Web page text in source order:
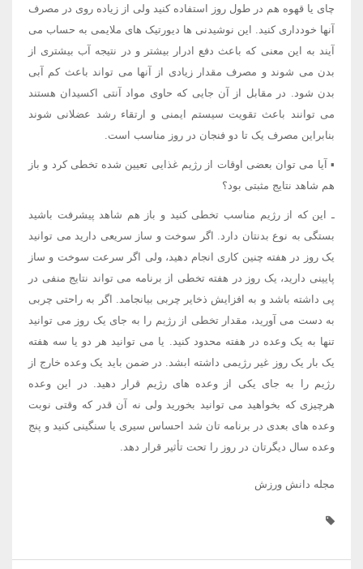
چای یا قهوه هم در طول روز استفاده کنید ولی از زیاده روی در مصرف
آنها خودداری کنید. این نوشیدنی ها دیورتیک های ملایمی به حساب می
آیند به این معنی که باعث دفع ادرار بیشتر و در نتیجه آب بیشتری از
بدن می شوند و مصرف مقدار زیادی از آنها می تواند باعث کم آبی
بدن شود. در مقابل از آن جایی که حاوی مواد آنتی اکسیدان هستند
می توانند باعث تقویت سیستم ایمنی و ارتقاء رشد عضلانی شوند
بنابراین مصرف یک تا دو فنجان در روز مناسب است.
▪ آیا می توان بعضی اوقات از رژیم غذایی تعیین شده تخطی کرد و باز
هم شاهد نتایج مثبتی بود؟
ـ این که از رژیم مناسب تخطی کنید و باز هم شاهد پیشرفت باشید
بستگی به نوع بدنتان دارد. اگر سوخت و ساز سریعی دارید می توانید
یک روز در هفته چنین کاری انجام دهید، ولی اگر سرعت سوخت و ساز
پایینی دارید، یک روز در هفته تخطی از برنامه می تواند نتایج منفی در
پی داشته باشد و به افزایش ذخایر چربی بیانجامد. اگر به راحتی چربی
به دست می آورید، مقدار تخطی از رژیم را به جای یک روز می توانید
تنها به یک وعده در هفته محدود کنید. یا می توانید هر دو یا سه هفته
یک بار یک روز غیر رژیمی داشته ابشد. در ضمن باید یک وعده خارج از
رژیم را به جای یکی از وعده های رژیم قرار دهید. در این وعده
هرچیزی که بخواهید می توانید بخورید ولی نه آن قدر که وقتی نوبت
وعده های بعدی در برنامه تان شد احساس سیری یا سنگینی کنید و پنج
وعده سال دیگرتان در روز را تحت تأثیر قرار دهد.
مجله دانش ورزش